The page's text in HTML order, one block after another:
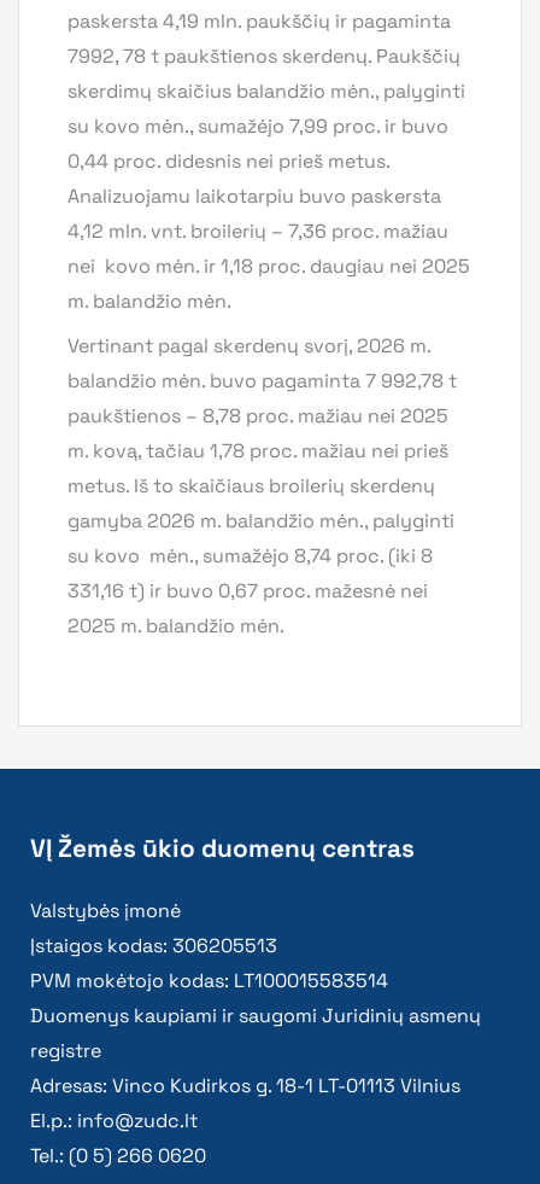
paskersta 4,19 mln. paukščių ir pagaminta
7992, 78 t paukštienos skerdenų. Paukščių
skerdimų skaičius balandžio mėn., palyginti
su kovo mėn., sumažėjo 7,99 proc. ir buvo
0,44 proc. didesnis nei prieš metus.
Analizuojamu laikotarpiu buvo paskersta
4,12 mln. vnt. broilerių – 7,36 proc. mažiau
nei kovo mėn. ir 1,18 proc. daugiau nei 2025
m. balandžio mėn.
Vertinant pagal skerdenų svorį, 2026 m.
balandžio mėn. buvo pagaminta 7 992,78 t
paukštienos – 8,78 proc. mažiau nei 2025
m. kovą, tačiau 1,78 proc. mažiau nei prieš
metus. Iš to skaičiaus broilerių skerdenų
gamyba 2026 m. balandžio mėn., palyginti
su kovo mėn., sumažėjo 8,74 proc. (iki 8
331,16 t) ir buvo 0,67 proc. mažesnė nei
2025 m. balandžio mėn.
VĮ Žemės ūkio duomenų centras
Valstybės įmonė
Įstaigos kodas: 306205513
PVM mokėtojo kodas: LT100015583514
Duomenys kaupiami ir saugomi Juridinių asmenų
registre
Adresas: Vinco Kudirkos g. 18-1 LT-01113 Vilnius
El.p.: info@zudc.lt
Tel.: (0 5) 266 0620